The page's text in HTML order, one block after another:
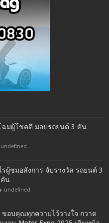
ฉมผู้โชคดี มอบรถยนต์ 3 คัน
undefined
รผู้ชมอลังการ จับรางวัล รถยนต์ 3
น
undefined
ขอบคุณทุกความไว้วางใจ กวาด